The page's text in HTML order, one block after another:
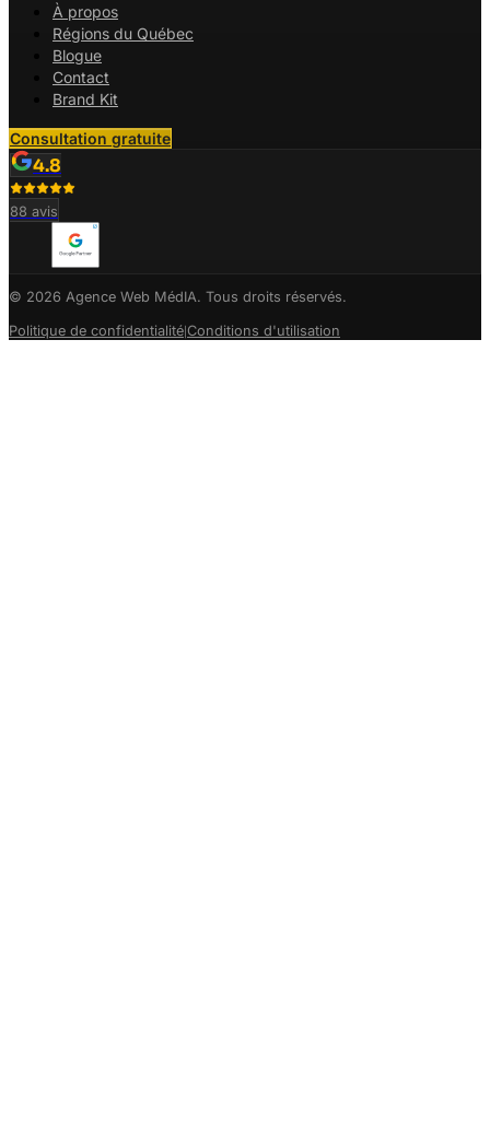
À propos
Régions du Québec
Blogue
Contact
Brand Kit
Consultation gratuite
4.8
88 avis
© 2026 Agence Web MédIA. Tous droits réservés.
Politique de confidentialité Conditions d'utilisation